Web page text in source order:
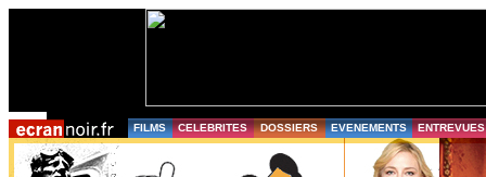
FILMS CELEBRITES DOSSIERS EVENEMENTS ENTREVUES